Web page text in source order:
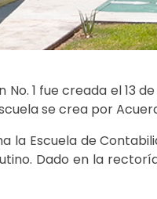
No. 1 fue creada el 13
se crea por
la Escuela de
Dado en la